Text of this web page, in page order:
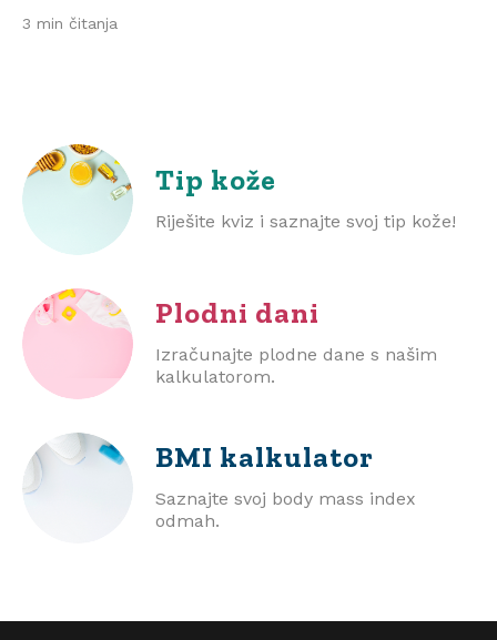
3 min čitanja
Tip kože
Riješite kviz i saznajte svoj tip kože!
Plodni dani
Izračunajte plodne dane s našim
kalkulatorom.
BMI kalkulator
Saznajte svoj body mass index
odmah.